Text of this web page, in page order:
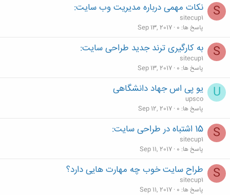
S نکات مهمی درباره مدیریت وب سایت:
sitecup1
پاسخ ها 0
Sep 13, 2017
S به کارگیری ترند جدید طراحی سایت:
sitecup1
پاسخ ها 0
Sep 13, 2017
U یو پی اس جهاد دانشگاهی
upsco
پاسخ ها 0
Sep 12, 2017
S 15 اشتباه در طراحی سایت:
sitecup1
پاسخ ها 0
Sep 11, 2017
S طراح سایت خوب چه مهارت هایی دارد؟
sitecup1
پاسخ ها 0
Sep 11, 2017